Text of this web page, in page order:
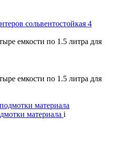
сольвентостойкая 4
емкости по 1.5 литра для
емкости по 1.5 литра для
материала i